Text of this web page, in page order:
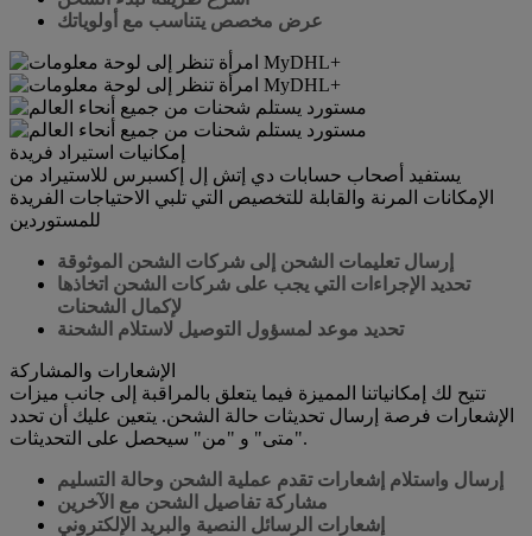
عرض مخصص يتناسب مع أولوياتك
إمكانيات استيراد فريدة
يستفيد أصحاب حسابات دي إتش إل إكسبرس للاستيراد من
الإمكانات المرنة والقابلة للتخصيص التي تلبي الاحتياجات الفريدة
للمستوردين
إرسال تعليمات الشحن إلى شركات الشحن الموثوقة
تحديد الإجراءات التي يجب على شركات الشحن اتخاذها
لإكمال الشحنات
تحديد موعد لمسؤول التوصيل لاستلام الشحنة
الإشعارات والمشاركة
تتيح لك إمكانياتنا المميزة فيما يتعلق بالمراقبة إلى جانب ميزات
الإشعارات فرصة إرسال تحديثات حالة الشحن. يتعين عليك أن تحدد
"متى" و "من" سيحصل على التحديثات.
إرسال واستلام إشعارات تقدم عملية الشحن وحالة التسليم
مشاركة تفاصيل الشحن مع الآخرين
إشعارات الرسائل النصية والبريد الإلكتروني